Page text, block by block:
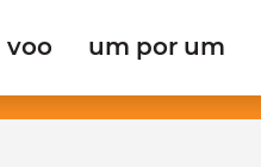
voo um por um